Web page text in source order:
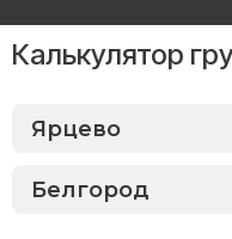
Калькулятор